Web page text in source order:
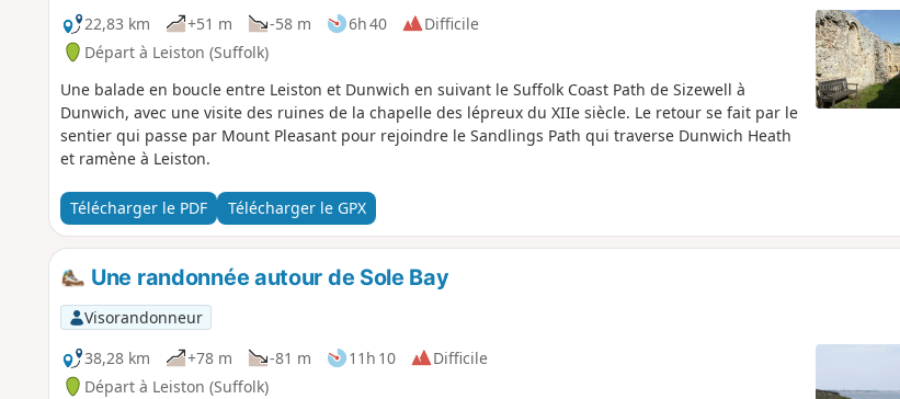
22,83 km
+51 m -58 m 6h 40
Difficile
Départ à Leiston (Suffolk)
Une balade en boucle entre Leiston et Dunwich en suivant le Suffolk Coast Path de Sizewell à
Dunwich, avec une visite des ruines de la chapelle des lépreux du XIIe siècle. Le retour se fait par le
sentier qui passe par Mount Pleasant pour rejoindre le Sandlings Path qui traverse Dunwich Heath
et ramène à Leiston.
Télécharger le PDF Télécharger le GPX
Une randonnée autour de Sole Bay
Visorandonneur
38,28 km
+78 m -81 m 11h 10
Difficile
Départ à Leiston (Suffolk)